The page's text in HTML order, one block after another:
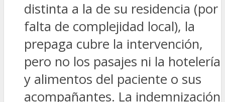
distinta a la de su residencia (por
falta de complejidad local), la
prepaga cubre la intervención,
pero no los pasajes ni la hotelería
y alimentos del paciente o sus
acompañantes. La indemnización